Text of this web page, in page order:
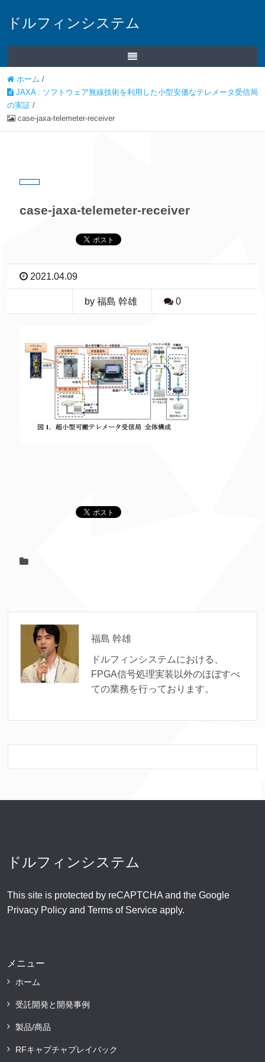
ドルフィンシステム
ホーム /
JAXA : ソフトウェア無線技術を利用した小型安価なテレメータ受信局
の実証 /
case-jaxa-telemeter-receiver
case-jaxa-telemeter-receiver
2021.04.09
by 福島 幹雄 0
福島 幹雄
ドルフィンシステムにおける、
FPGA信号処理実装以外のほぼすべ
ての業務を行っております。
ドルフィンシステム
This site is protected by reCAPTCHA and the Google
Privacy Policy and Terms of Service apply.
メニュー
ホーム
受託開発と開発事例
製品/商品
RFキャプチャプレイバック